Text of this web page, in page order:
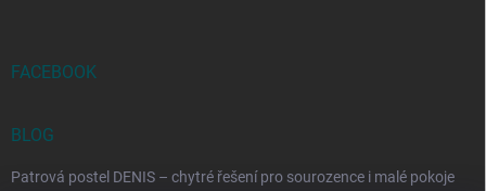
FACEBOOK
BLOG
Patrová postel DENIS – chytré řešení pro sourozence i malé pokoje